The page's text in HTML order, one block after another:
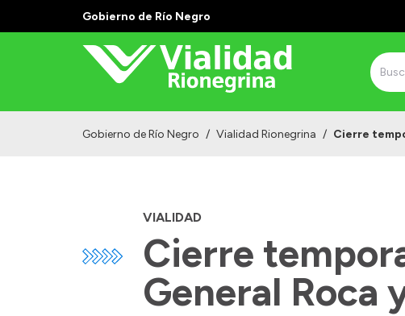
Gobierno de Río Negro
Gobierno de Río Negro / Vialidad Rionegrina / Cierre
VIALIDAD
Cierre
General Roca